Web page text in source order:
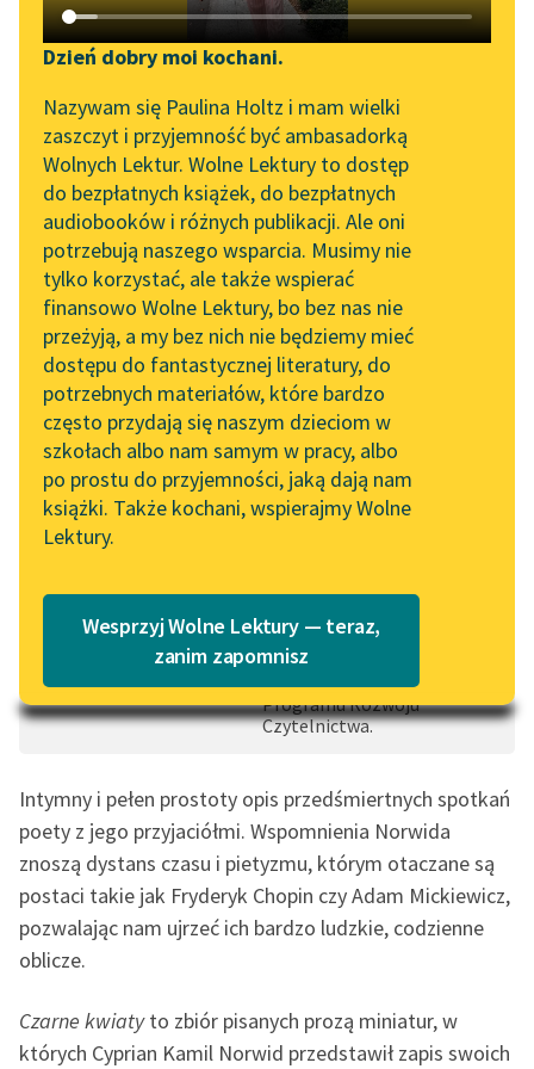
Katalog DAISY
Podkasty o książkach
Zgłoś brak utworu
Aktualności
„Prokurator Alicja Horn”
do słuchania
Byliśmy częścią AI Impact
Lab
Zapraszamy na spotkanie
online z tłumaczkami
literatury skandynawskiej
Spotkanie z Katarzyną
Tunkiel w Oslo
102. lata temu zmarł
Joseph Conrad
Lektury szkolne i klasyka
literatury do słuchania dla
uczennic i uczniów z
E-kolekcja lektur
szkolnych i literatury do
słuchania dla uczennic i
uczniów z
niepełnosprawnościami
Feministyczne inspiracje.
skandynawskiej literatury
feministycznej
Narzędzia
Mapa Wolnych Lektur
Leśmianator
Przewodnik dla piszących i
czytających
API
OAI-PMH
Widget Wolnych Lektur
Przypisy
Katalog w formacie PDF
Dzień dobry moi kochani.
Nazywam się Paulina Holtz i mam wielki
zaszczyt i przyjemność być ambasadorką
Wolnych Lektur. Wolne Lektury to dostęp
do bezpłatnych książek, do bezpłatnych
audiobooków i różnych publikacji. Ale oni
potrzebują naszego wsparcia. Musimy nie
tylko korzystać, ale także wspierać
finansowo Wolne Lektury, bo bez nas nie
przeżyją, a my bez nich nie będziemy mieć
dostępu do fantastycznej literatury, do
potrzebnych materiałów, które bardzo
często przydają się naszym dzieciom w
szkołach albo nam samym w pracy, albo
po prostu do przyjemności, jaką dają nam
książki. Także kochani, wspierajmy Wolne
Lektury.
Wesprzyj Wolne Lektury — teraz,
zanim zapomnisz
pobierz audiobook
pobierz książkę
Marcin Popczyński , reż. Grzegorz Dondziłło
1×
0:00:00
Dofinansowano ze
środków: Priorytet 4
Udostępnienie publikacji w
formatach cyfrowych w
ramach Narodowego
Programu Rozwoju
Czytelnictwa.
Intymny i pełen prostoty opis przedśmiertnych spotkań
poety z jego przyjaciółmi. Wspomnienia Norwida
znoszą dystans czasu i pietyzmu, którym otaczane są
postaci takie jak Fryderyk Chopin czy Adam Mickiewicz,
pozwalając nam ujrzeć ich bardzo ludzkie, codzienne
oblicze.
Czarne kwiatyto zbiór pisanych prozą miniatur, w
których Cyprian Kamil Norwid przedstawił zapis swoich